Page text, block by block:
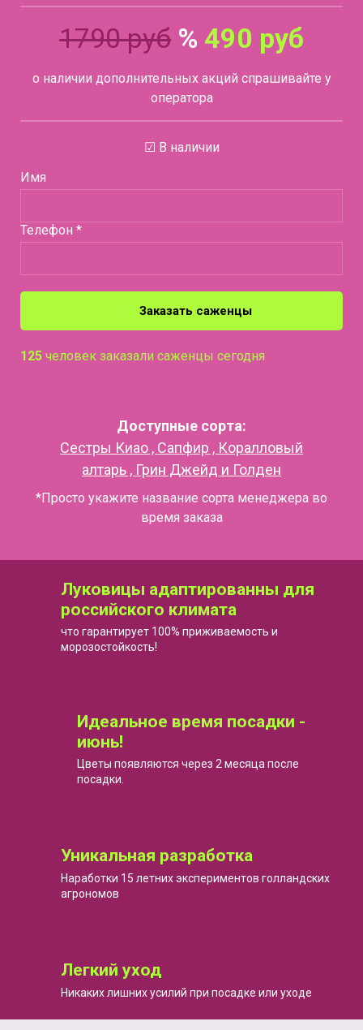
1790 руб % 490 руб
о наличии дополнительных акций спрашивайте у
оператора
☑ В наличии
Имя
Телефон *
Заказать саженцы
125 человек заказали саженцы сегодня
Доступные сорта:
Сестры Киао , Сапфир , Коралловый
алтарь , Грин Джейд и Голден
*Просто укажите название сорта менеджера во
время заказа
Луковицы адаптированны для
российского климата
что гарантирует 100% приживаемость и
морозостойкость!
Идеальное время посадки -
июнь!
Цветы появляются через 2 месяца после
посадки.
Уникальная разработка
Наработки 15 летних экспериментов голландских
агрономов
Легкий уход
Никаких лишних усилий при посадке или уходе